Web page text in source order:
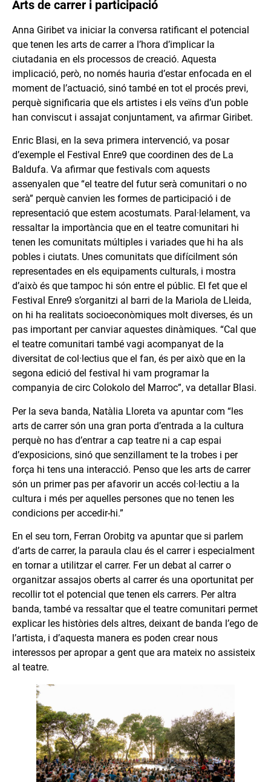
Arts de carrer i participació
Anna Giribet va iniciar la conversa ratificant el potencial
que tenen les arts de carrer a l’hora d’implicar la
ciutadania en els processos de creació. Aquesta
implicació, però, no només hauria d’estar enfocada en el
moment de l’actuació, sinó també en tot el procés previ,
perquè significaria que els artistes i els veïns d’un poble
han conviscut i assajat conjuntament, va afirmar Giribet.
Enric Blasi, en la seva primera intervenció, va posar
d’exemple el Festival Enre9 que coordinen des de La
Baldufa. Va afirmar que festivals com aquests
assenyalen que “el teatre del futur serà comunitari o no
serà” perquè canvien les formes de participació i de
representació que estem acostumats. Paral·lelament, va
ressaltar la importància que en el teatre comunitari hi
tenen les comunitats múltiples i variades que hi ha als
pobles i ciutats. Unes comunitats que difícilment són
representades en els equipaments culturals, i mostra
d’això és que tampoc hi són entre el públic. El fet que el
Festival Enre9 s’organitzi al barri de la Mariola de Lleida,
on hi ha realitats socioeconòmiques molt diverses, és un
pas important per canviar aquestes dinàmiques. “Cal que
el teatre comunitari també vagi acompanyat de la
diversitat de col·lectius que el fan, és per això que en la
segona edició del festival hi vam programar la
companyia de circ Colokolo del Marroc”, va detallar Blasi.
Per la seva banda, Natàlia Lloreta va apuntar com “les
arts de carrer són una gran porta d’entrada a la cultura
perquè no has d’entrar a cap teatre ni a cap espai
d’exposicions, sinó que senzillament te la trobes i per
força hi tens una interacció. Penso que les arts de carrer
són un primer pas per afavorir un accés col·lectiu a la
cultura i més per aquelles persones que no tenen les
condicions per accedir-hi.”
En el seu torn, Ferran Orobitg va apuntar que si parlem
d’arts de carrer, la paraula clau és el carrer i especialment
en tornar a utilitzar el carrer. Fer un debat al carrer o
organitzar assajos oberts al carrer és una oportunitat per
recollir tot el potencial que tenen els carrers. Per altra
banda, també va ressaltar que el teatre comunitari permet
explicar les històries dels altres, deixant de banda l’ego de
l’artista, i d’aquesta manera es poden crear nous
interessos per apropar a gent que ara mateix no assisteix
al teatre.